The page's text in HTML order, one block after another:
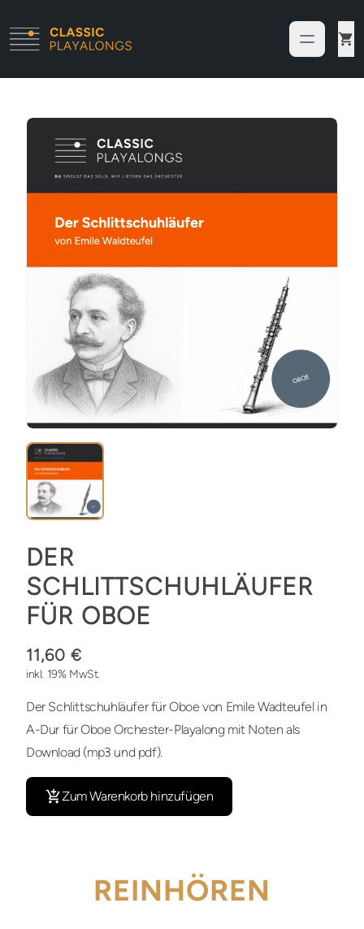
DER
SCHLITTSCHUHLÄUFER
FÜR OBOE
11,60 €
inkl. 19% MwSt.
Der Schlittschuhläufer für Oboe von Emile Wadteufel in
A-Dur für Oboe Orchester-Playalong mit Noten als
Download (mp3 und pdf).
Zum Warenkorb hinzufügen
REINHÖREN